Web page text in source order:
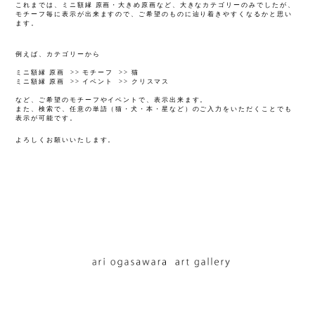
これまでは、ミニ額縁 原画・大きめ原画など、大きなカテゴリーのみでしたが、
モチーフ毎に表示が出来ますので、ご希望のものに辿り着きやすくなるかと思い
ます。
例えば、カテゴリーから
ミニ額縁 原画 >> モチーフ >> 猫
ミニ額縁 原画 >> イベント >> クリスマス
など、ご希望のモチーフやイベントで、表示出来ます。
また、検索で、任意の単語（猫・犬・本・星など）のご入力をいただくことでも
表示が可能です。
よろしくお願いいたします。